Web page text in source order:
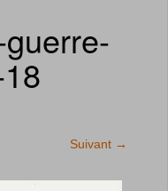
Suivant →